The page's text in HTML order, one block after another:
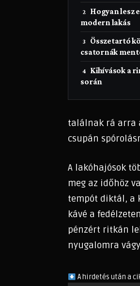
Hogyan lesz
modern lakás
Összetartó
csatornák
Kihívások a
során
találnak rá arra
csupán
A lakóhajósok
meg az időhöz
tempót diktál, a
kávé a
pénzért ritkán
nyugalomra
A hirdetés után a